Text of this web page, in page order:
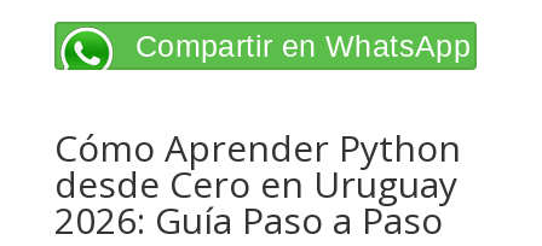
Compartir en WhatsApp
Cómo Aprender Python
desde Cero en Uruguay
2026: Guía Paso a Paso